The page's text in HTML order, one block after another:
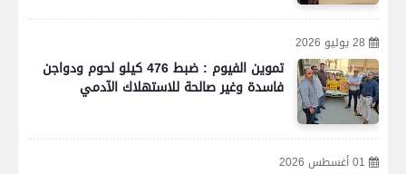
28 يوليو 2026
تموين الفيوم : ضبط 476 كيلو لحوم ودواجن
فاسدة وغير صالحة للاستهلاك الآدمي
01 أغسطس 2026